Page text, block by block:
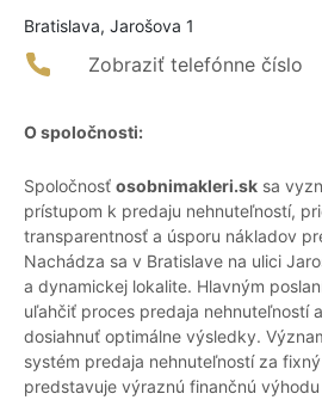
Bratislava, Jarošova 1
Zobraziť telefónne číslo
O spoločnosti:
Spoločnosť osobnimakleri.sk sa
prístupom k predaju nehnuteľností,
transparentnosť a úsporu nákladov
Nachádza sa v Bratislave na ulici
a dynamickej lokalite. Hlavným
uľahčiť proces predaja nehnuteľností
dosiahnuť optimálne výsledky.
systém predaja nehnuteľností za
predstavuje výraznú finančnú